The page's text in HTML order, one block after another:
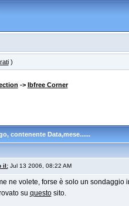
)
-> Ibfree Corner
, contenente Data,mese......
il:Jul 13 2006, 08:22 AM
ne volete, forse è solo un sondaggio
su questosito.